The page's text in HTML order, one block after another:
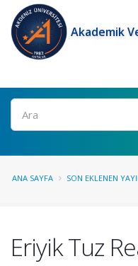
Akademik
Ara
ANA SAYFA SON EKLENEN
Eriyik Tuz